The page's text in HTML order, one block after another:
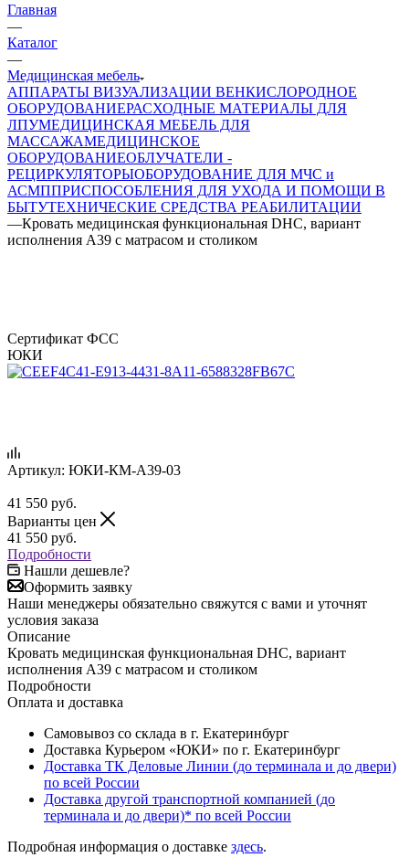
Главная
—
Каталог
—
Медицинская мебель
АППАРАТЫ ВИЗУАЛИЗАЦИИ ВЕНКИСЛОРОДНОЕ
ОБОРУДОВАНИЕРАСХОДНЫЕ МАТЕРИАЛЫ ДЛЯ
ЛПУМЕДИЦИНСКАЯ МЕБЕЛЬ ДЛЯ
МАССАЖАМЕДИЦИНСКОЕ
ОБОРУДОВАНИЕОБЛУЧАТЕЛИ -
РЕЦИРКУЛЯТОРЫОБОРУДОВАНИЕ ДЛЯ МЧС и
АСМППРИСПОСОБЛЕНИЯ ДЛЯ УХОДА И ПОМОЩИ В
БЫТУТЕХНИЧЕСКИЕ СРЕДСТВА РЕАБИЛИТАЦИИ
—Кровать медицинская функциональная DHC, вариант
исполнения А39 с матрасом и столиком
Сертификат ФСС
ЮКИ
Артикул: ЮКИ-КМ-А39-03
41 550 руб.
Варианты цен
41 550 руб.
Подробности
Нашли дешевле?
Оформить заявку
Наши менеджеры обязательно свяжутся с вами и уточнят
условия заказа
Описание
Кровать медицинская функциональная DHC, вариант
исполнения А39 с матрасом и столиком
Подробности
Оплата и доставка
Самовывоз со склада в г. Екатеринбург
Доставка Курьером «ЮКИ» по г. Екатеринбург
Доставка ТК Деловые Линии (до терминала и до двери)
по всей России
Доставка другой транспортной компанией (до
терминала и до двери)* по всей России
Подробная информация о доставке здесь.